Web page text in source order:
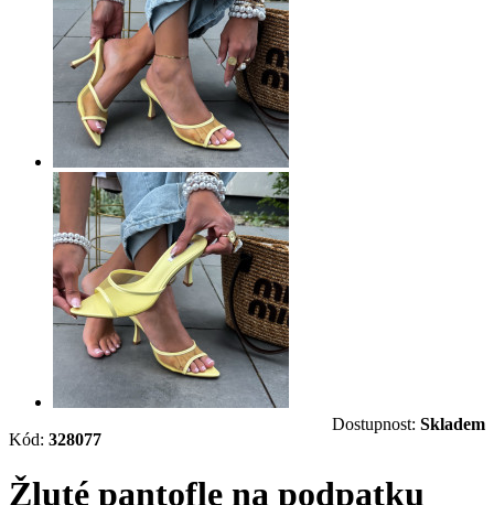
Kód: 328077
Dostupnost: Skladem
Žluté pantofle na podpatku